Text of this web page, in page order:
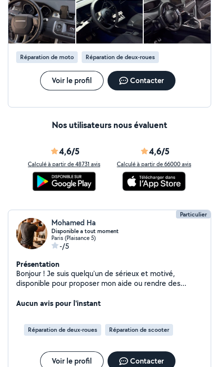
pneumatique, etc), avec 2 ans d'expérience en tant que
technicien de maintenance sur les Bus de la RATP. Je
réalise à mon compte des réparations de scooter (50,
125) avec un garage très bien équipé. N'hésitez pas à
me contacter pour plus d'informations ou un devis, je
réponds rapidement.
Réparation de moto Réparation de deux-roues
Voir le profil Contacter
Nos utilisateurs nous évaluent
4,6/5
Calculé à partir de 48731 avis
4,6/5
Calculé à partir de 66000 avis
Particulier
Mohamed Ha
Disponible a tout moment
Paris (Plaisance 5)
-/5
Présentation
Bonjour ! Je suis quelqu'un de sérieux et motivé,
disponible pour proposer mon aide ou rendre des
petites tâches du quotidien (bricolage, déménagement,
respectueux et à l'écoute. N'hésitez pas à me
contacter, je réponds rapidement
Aucun avis pour l'instant
Réparation de deux-roues Réparation de scooter
Voir le profil Contacter